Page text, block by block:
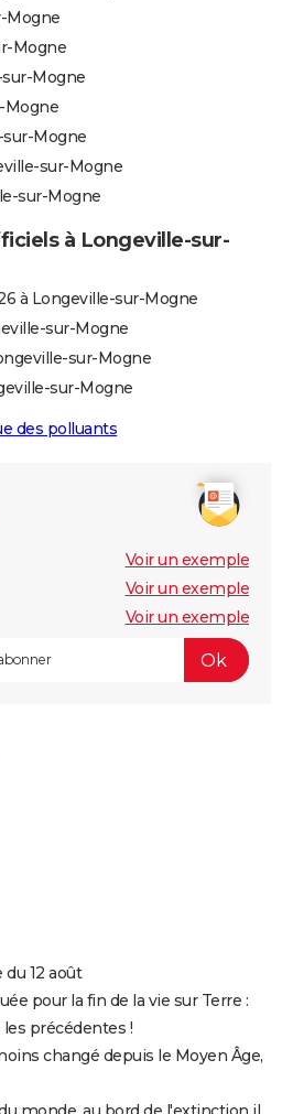
Mogne
Mogne
Mogne
Mogne
Mogne
sur-Mogne
sur-Mogne
à Longeville-sur-
à Longeville-sur-Mogne
sur-Mogne
sur-Mogne
sur-Mogne
des polluants
Voir un exemple
Voir un exemple
Voir un exemple
12 août
pour la fin de la vie sur Terre :
précédentes !
changé depuis le Moyen Âge,